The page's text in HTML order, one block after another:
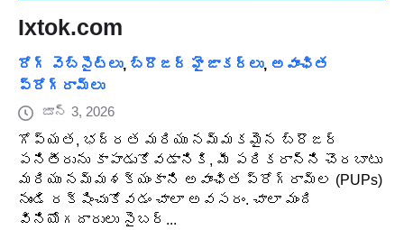
Ixtok.com
రోగ్ వెబ్‌సైట్‌లు, బ్రౌజర్ హైజాకర్లు, అవాంఛిత
ప్రోగ్రామ్‌లు
జూన్ 3, 2026
గోప్యత, భద్రత మరియు నమ్మకమైన బ్రౌజర్
పనితీరును కాపాడుకోవడానికి, మీ పరికరాన్ని చొరబాటు
మరియు నమ్మశక్యంకాని అవాంఛిత ప్రోగ్రామ్‌ల (PUPs)
నుండి రక్షించుకోవడం చాలా అవసరం. చాలా మంది
వినియోగదారులు సైబర్...